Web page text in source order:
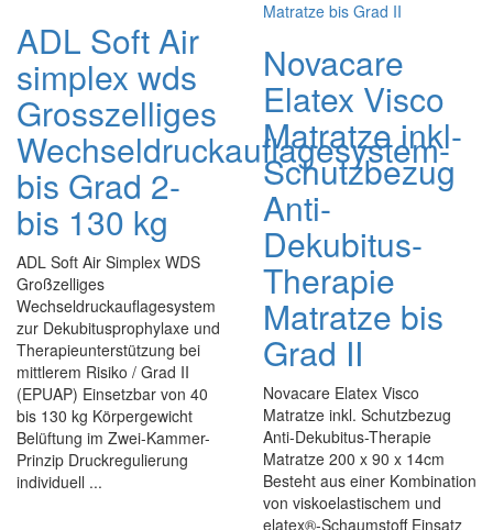
ADL Soft Air
simplex wds
Grosszelliges
Wechseldruckauflagesystem-
bis Grad 2-
bis 130 kg
ADL Soft Air Simplex WDS
Großzelliges
Wechseldruckauflagesystem
zur Dekubitusprophylaxe und
Therapieunterstützung bei
mittlerem Risiko / Grad II
(EPUAP) Einsetzbar von 40
bis 130 kg Körpergewicht
Belüftung im Zwei-Kammer-
Prinzip Druckregulierung
individuell ...
Novacare
Elatex Visco
Matratze inkl-
Schutzbezug
Anti-
Dekubitus-
Therapie
Matratze bis
Grad II
Novacare Elatex Visco
Matratze inkl. Schutzbezug
Anti-Dekubitus-Therapie
Matratze 200 x 90 x 14cm
Besteht aus einer Kombination
von viskoelastischem und
elatex®-Schaumstoff Einsatz